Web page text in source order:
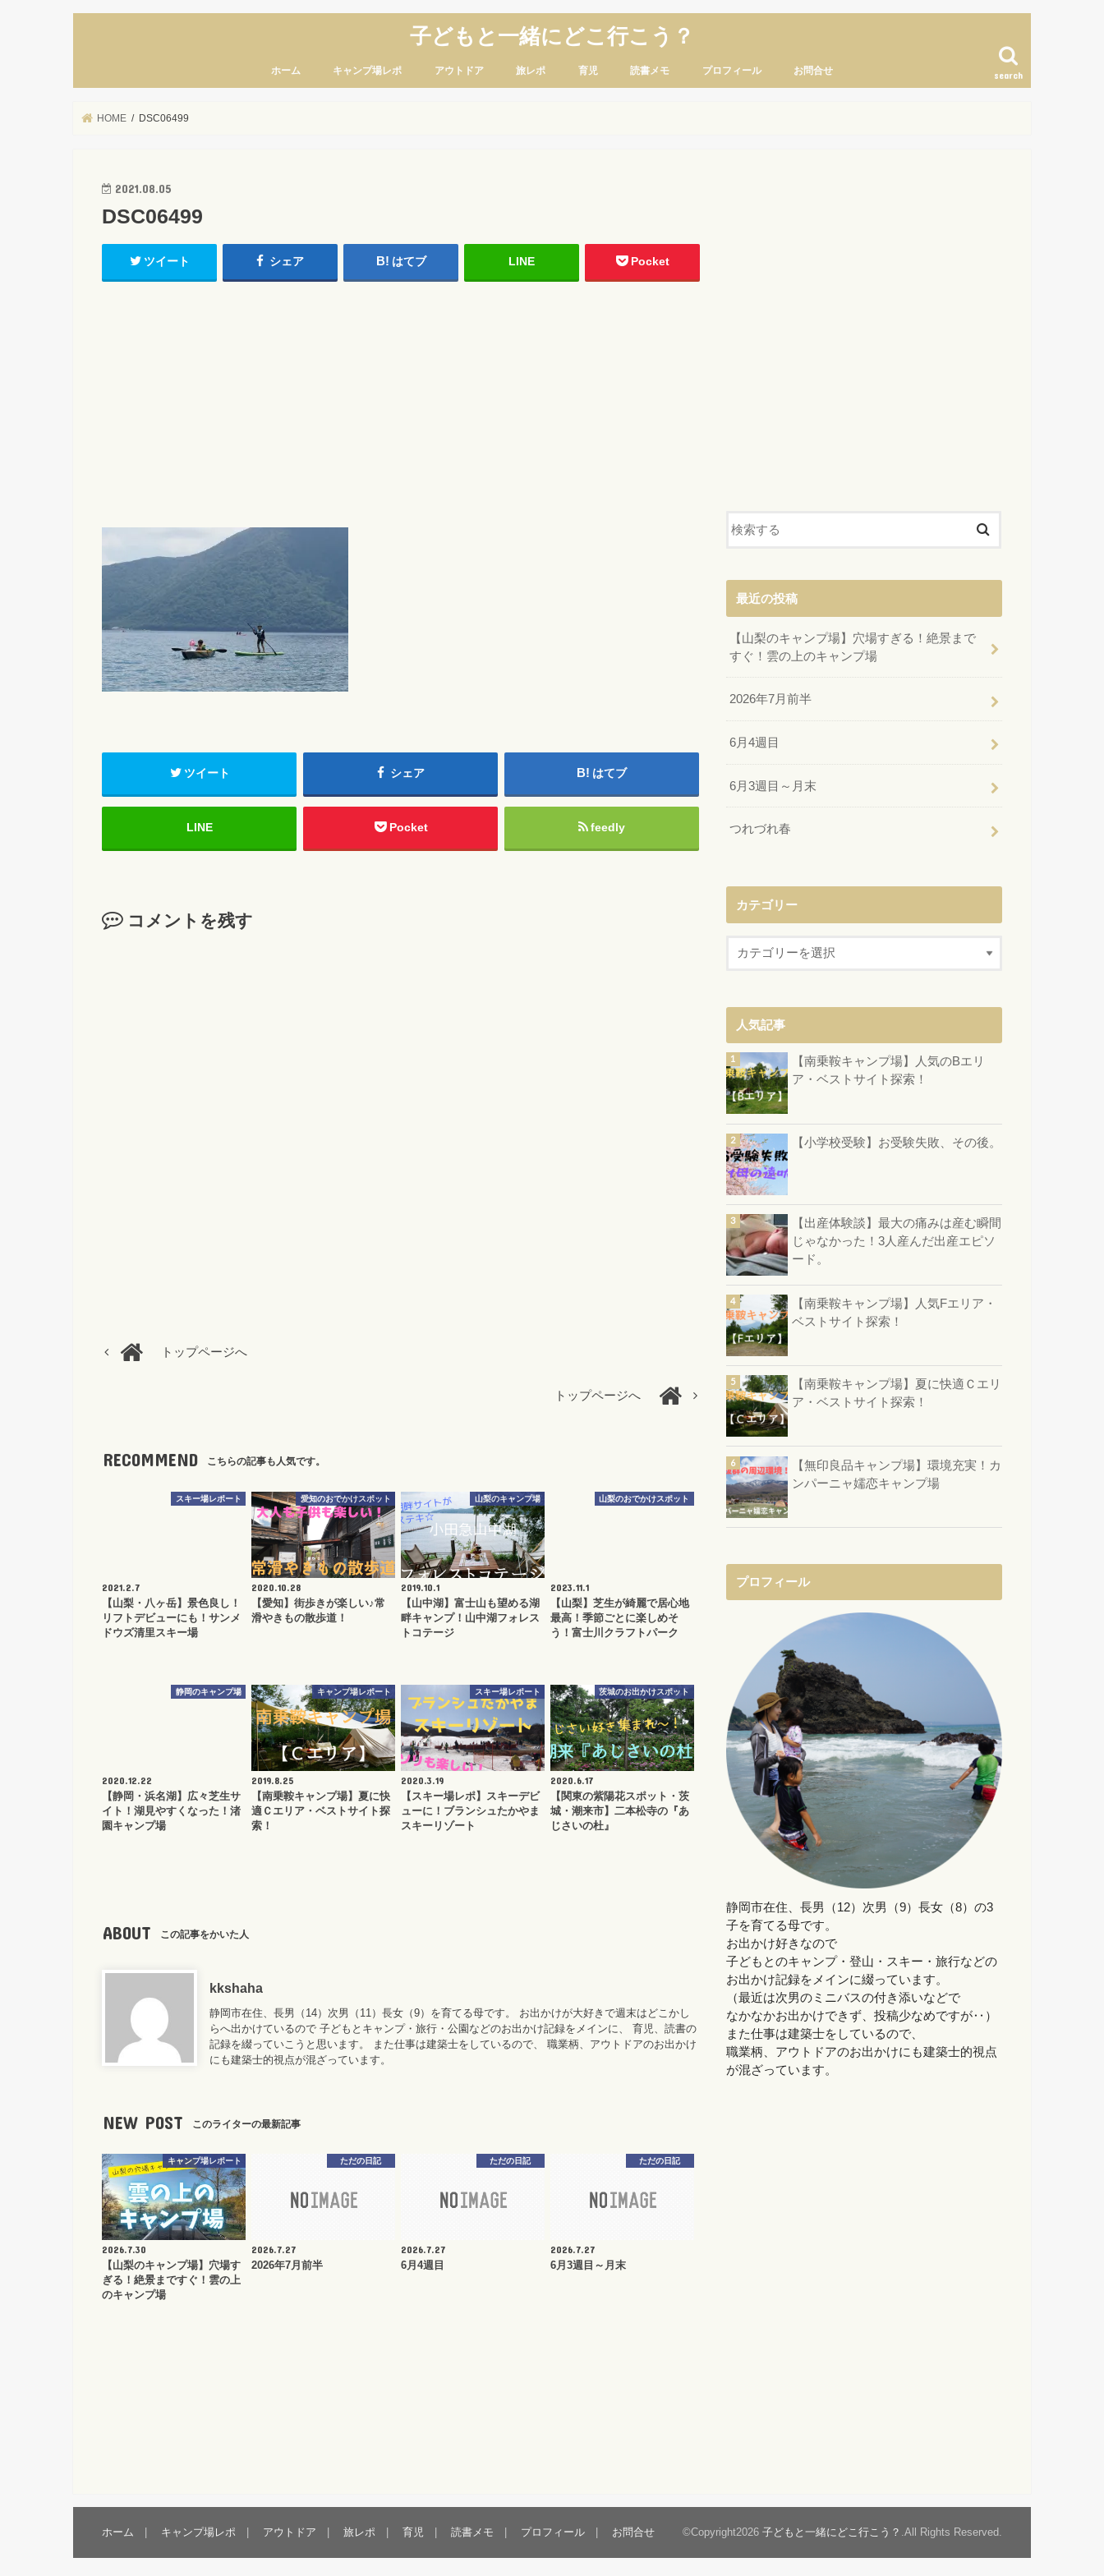
子どもと一緒にどこ行こう？
search
ホーム キャンプ場レポ アウトドア 旅レポ 育児 読書メモ プロフィール お問合せ
HOME DSC06499
2021.08.05
DSC06499
ツイート シェア はてブ LINE Pocket
ツイート シェア はてブ
LINE Pocket feedly
コメントを残す
トップページへ
トップページへ
RECOMMEND こちらの記事も人気です。
スキー場レポート
2021.2.7
【山梨・八ヶ岳】景色良し！
リフトデビューにも！サンメ
ドウズ清里スキー場
愛知のおでかけスポット
2020.10.28
【愛知】街歩きが楽しい♪常
滑やきもの散歩道！
山梨のキャンプ場
2019.10.1
【山中湖】富士山も望める湖
畔キャンプ！山中湖フォレス
トコテージ
山梨のおでかけスポット
2023.11.1
【山梨】芝生が綺麗で居心地
最高！季節ごとに楽しめそ
う！富士川クラフトパーク
静岡のキャンプ場
2020.12.22
【静岡・浜名湖】広々芝生サ
イト！湖見やすくなった！渚
園キャンプ場
キャンプ場レポート
2019.8.25
【南乗鞍キャンプ場】夏に快
適Ｃエリア・ベストサイト探
索！
スキー場レポート
2020.3.19
【スキー場レポ】スキーデビ
ューに！ブランシュたかやま
スキーリゾート
茨城のお出かけスポット
2020.6.17
【関東の紫陽花スポット・茨
城・潮来市】二本松寺の『あ
じさいの杜』
ABOUT この記事をかいた人
kkshaha
静岡市在住、長男（14）次男（11）長女（9）を育てる母です。 お出かけが大好きで週末はどこかし
らへ出かけているので 子どもとキャンプ・旅行・公園などのお出かけ記録をメインに、 育児、読書の
記録を綴っていこうと思います。 また仕事は建築士をしているので、 職業柄、アウトドアのお出かけ
にも建築士的視点が混ざっています。
NEW POST このライターの最新記事
キャンプ場レポート
2026.7.30
【山梨のキャンプ場】穴場す
ぎる！絶景まですぐ！雲の上
のキャンプ場
ただの日記
2026.7.27
2026年7月前半
ただの日記
2026.7.27
6月4週目
ただの日記
2026.7.27
6月3週目～月末
最近の投稿
【山梨のキャンプ場】穴場すぎる！絶景まで
すぐ！雲の上のキャンプ場
2026年7月前半
6月4週目
6月3週目～月末
つれづれ春
カテゴリー
人気記事
【南乗鞍キャンプ場】人気のBエリ
ア・ベストサイト探索！
【小学校受験】お受験失敗、その後。
【出産体験談】最大の痛みは産む瞬間
じゃなかった！3人産んだ出産エピソ
ード。
【南乗鞍キャンプ場】人気Fエリア・
ベストサイト探索！
【南乗鞍キャンプ場】夏に快適Ｃエリ
ア・ベストサイト探索！
【無印良品キャンプ場】環境充実！カ
ンパーニャ嬬恋キャンプ場
プロフィール
静岡市在住、長男（12）次男（9）長女（8）の3
子を育てる母です。
お出かけ好きなので
子どもとのキャンプ・登山・スキー・旅行などの
お出かけ記録をメインに綴っています。
（最近は次男のミニバスの付き添いなどで
なかなかお出かけできず、投稿少なめですが‥）
また仕事は建築士をしているので、
職業柄、アウトドアのお出かけにも建築士的視点
が混ざっています。
ホーム キャンプ場レポ アウトドア 旅レポ 育児 読書メモ プロフィール お問合せ ©Copyright2026 子どもと一緒にどこ行こう？ .All Rights Reserved.